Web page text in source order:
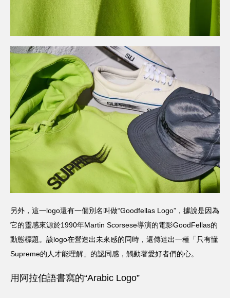
另外，這一logo還有一個別名叫做“Goodfellas Logo”，據說是因為
它的靈感來源於1990年Martin Scorsese導演的電影GoodFellas的
動態標題。該logo在營造出未來感的同時，還傳達出一種「只有懂
Supreme的人才能理解」的認同感，觸動著愛好者們的心。
用阿拉伯語書寫的“Arabic Logo”